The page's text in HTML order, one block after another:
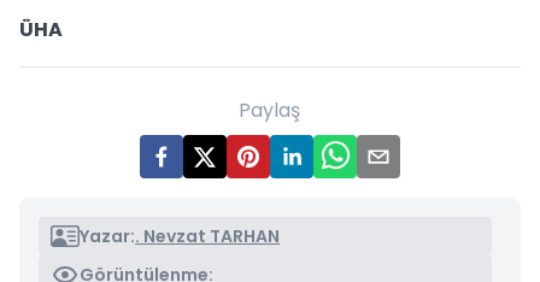
ÜHA
Paylaş
Yazar:. Nevzat TARHAN
Görüntülenme: